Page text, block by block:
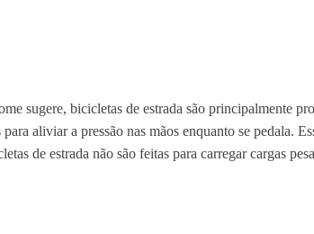
sugere, bicicletas de estrada são principalmente
aliviar a pressão nas mãos enquanto se pedala.
de estrada não são feitas para carregar cargas